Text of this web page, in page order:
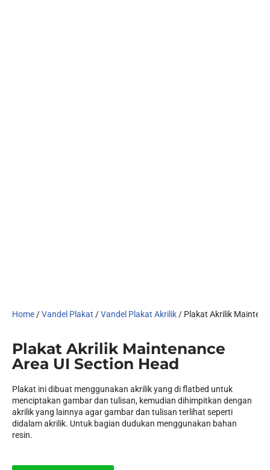
Home/Vandel Plakat /Vandel Plakat Akrilik/ Plakat Akrilik
Plakat Akrilik Maintenance
Area UI Section Head
Plakat ini dibuat menggunakan akrilik yang di flatbed untuk
menciptakan gambar dan tulisan, kemudian dihimpitkan dengan
akrilik yang lainnya agar gambar dan tulisan terlihat seperti
didalam akrilik. Untuk bagian dudukan menggunakan bahan
resin.